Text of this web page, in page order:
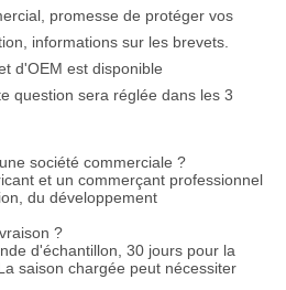
promesse de protéger vos
informations sur les brevets.
d'OEM est disponible
question sera réglée dans les 3
société commerciale ?
et un commerçant professionnel
du développement
?
d'échantillon, 30 jours pour la
saison chargée peut nécessiter